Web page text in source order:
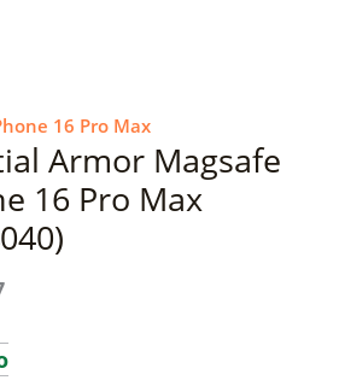
16 Pro Max
Armor Magsafe
16 Pro Max